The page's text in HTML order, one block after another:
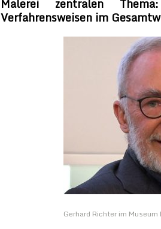
Verfahrensweisen im
Gerhard Richter im Museum